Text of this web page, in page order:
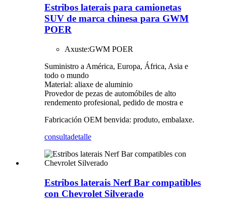
Estribos laterais para camionetas
SUV de marca chinesa para GWM
POER
Axuste:GWM POER
Suministro a América, Europa, África, Asia e
todo o mundo
Material: aliaxe de aluminio
Provedor de pezas de automóbiles de alto
rendemento profesional, pedido de mostra e
Fabricación OEM benvida: produto, embalaxe.
consultadetalle
Estribos laterais Nerf Bar compatibles
con Chevrolet Silverado